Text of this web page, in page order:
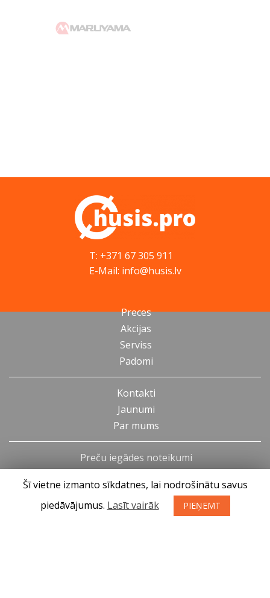
T: +371 67 305 911
E-Mail: info@husis.lv
Preces
Akcijas
Serviss
Padomi
Kontakti
Jaunumi
Par mums
Preču iegādes noteikumi
Atteikuma tiesības
Šī vietne izmanto sīkdatnes, lai nodrošinātu savus
piedāvājumus. Lasīt vairāk PIEŅEMT